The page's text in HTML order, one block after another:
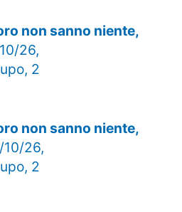
non sanno niente,
26,
2
non sanno niente,
26,
2